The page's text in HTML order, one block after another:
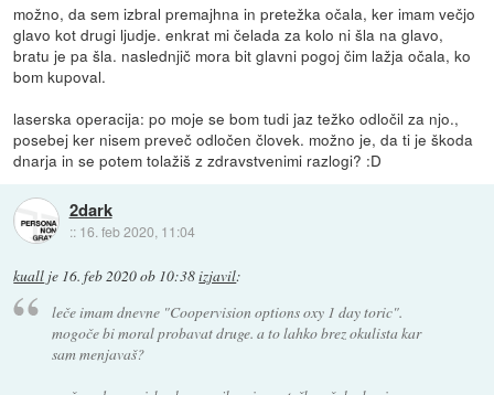
možno, da sem izbral premajhna in pretežka očala, ker imam večjo
glavo kot drugi ljudje. enkrat mi čelada za kolo ni šla na glavo,
bratu je pa šla. naslednjič mora bit glavni pogoj čim lažja očala, ko
bom kupoval.
laserska operacija: po moje se bom tudi jaz težko odločil za njo.,
posebej ker nisem preveč odločen človek. možno je, da ti je škoda
dnarja in se potem tolažiš z zdravstvenimi razlogi? :D
2dark
:: 16. feb 2020, 11:04
kuall je 16. feb 2020 ob 10:38izjavil:
leče imam dnevne "Coopervision options oxy 1 day toric".
mogoče bi moral probavat druge. a to lahko brez okulista kar
sam menjavaš?